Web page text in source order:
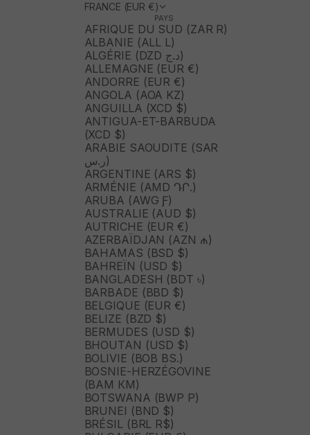
FRANCE (EUR €)
PAYS
AFRIQUE DU SUD (ZAR R)
ALBANIE (ALL L)
ALGÉRIE (DZD د.ج)
ALLEMAGNE (EUR €)
ANDORRE (EUR €)
ANGOLA (AOA KZ)
ANGUILLA (XCD $)
ANTIGUA-ET-BARBUDA
(XCD $)
ARABIE SAOUDITE (SAR
ر.س)
ARGENTINE (ARS $)
ARMÉNIE (AMD ԴՐ.)
ARUBA (AWG Ƒ)
AUSTRALIE (AUD $)
AUTRICHE (EUR €)
AZERBAÏDJAN (AZN ₼)
BAHAMAS (BSD $)
BAHREÏN (USD $)
BANGLADESH (BDT ৳)
BARBADE (BBD $)
BELGIQUE (EUR €)
BELIZE (BZD $)
BERMUDES (USD $)
BHOUTAN (USD $)
BOLIVIE (BOB BS.)
BOSNIE-HERZÉGOVINE
(BAM КМ)
BOTSWANA (BWP P)
BRUNEI (BND $)
BRÉSIL (BRL R$)